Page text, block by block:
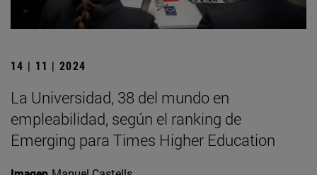
14 | 11 | 2024
La Universidad, 38 del mundo en
empleabilidad, según el ranking de
Emerging para Times Higher Education